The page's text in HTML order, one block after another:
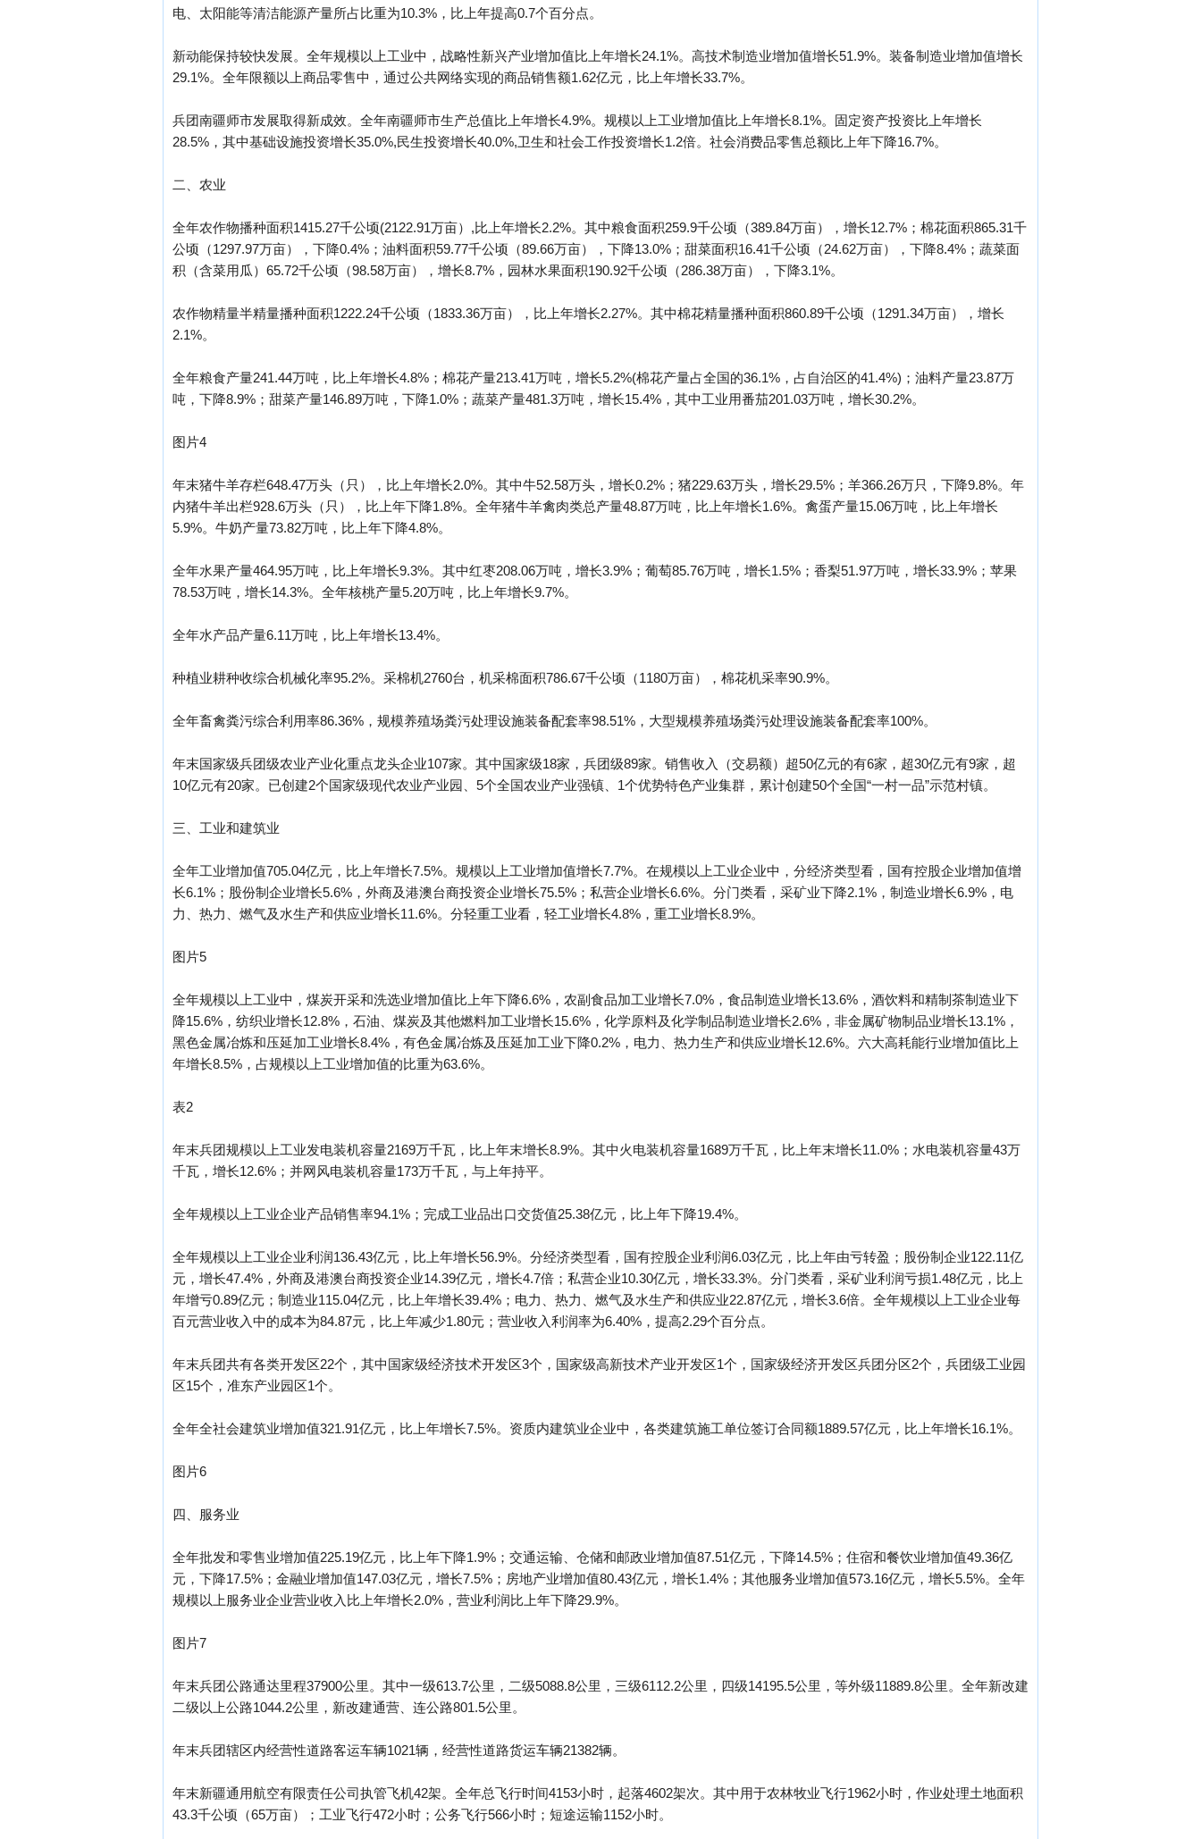
电、太阳能等清洁能源产量所占比重为10.3%，比上年提高0.7个百分点。
新动能保持较快发展。全年规模以上工业中，战略性新兴产业增加值比上年增长24.1%。高技术制造业增加值增长51.9%。装备制造业增加值增长
29.1%。全年限额以上商品零售中，通过公共网络实现的商品销售额1.62亿元，比上年增长33.7%。
兵团南疆师市发展取得新成效。全年南疆师市生产总值比上年增长4.9%。规模以上工业增加值比上年增长8.1%。固定资产投资比上年增长
28.5%，其中基础设施投资增长35.0%,民生投资增长40.0%,卫生和社会工作投资增长1.2倍。社会消费品零售总额比上年下降16.7%。
二、农业
全年农作物播种面积1415.27千公顷(2122.91万亩）,比上年增长2.2%。其中粮食面积259.9千公顷（389.84万亩），增长12.7%；棉花面积865.31千
公顷（1297.97万亩），下降0.4%；油料面积59.77千公顷（89.66万亩），下降13.0%；甜菜面积16.41千公顷（24.62万亩），下降8.4%；蔬菜面
积（含菜用瓜）65.72千公顷（98.58万亩），增长8.7%，园林水果面积190.92千公顷（286.38万亩），下降3.1%。
农作物精量半精量播种面积1222.24千公顷（1833.36万亩），比上年增长2.27%。其中棉花精量播种面积860.89千公顷（1291.34万亩），增长
2.1%。
全年粮食产量241.44万吨，比上年增长4.8%；棉花产量213.41万吨，增长5.2%(棉花产量占全国的36.1%，占自治区的41.4%)；油料产量23.87万
吨，下降8.9%；甜菜产量146.89万吨，下降1.0%；蔬菜产量481.3万吨，增长15.4%，其中工业用番茄201.03万吨，增长30.2%。
图片4
年末猪牛羊存栏648.47万头（只），比上年增长2.0%。其中牛52.58万头，增长0.2%；猪229.63万头，增长29.5%；羊366.26万只，下降9.8%。年
内猪牛羊出栏928.6万头（只），比上年下降1.8%。全年猪牛羊禽肉类总产量48.87万吨，比上年增长1.6%。禽蛋产量15.06万吨，比上年增长
5.9%。牛奶产量73.82万吨，比上年下降4.8%。
全年水果产量464.95万吨，比上年增长9.3%。其中红枣208.06万吨，增长3.9%；葡萄85.76万吨，增长1.5%；香梨51.97万吨，增长33.9%；苹果
78.53万吨，增长14.3%。全年核桃产量5.20万吨，比上年增长9.7%。
全年水产品产量6.11万吨，比上年增长13.4%。
种植业耕种收综合机械化率95.2%。采棉机2760台，机采棉面积786.67千公顷（1180万亩），棉花机采率90.9%。
全年畜禽粪污综合利用率86.36%，规模养殖场粪污处理设施装备配套率98.51%，大型规模养殖场粪污处理设施装备配套率100%。
年末国家级兵团级农业产业化重点龙头企业107家。其中国家级18家，兵团级89家。销售收入（交易额）超50亿元的有6家，超30亿元有9家，超
10亿元有20家。已创建2个国家级现代农业产业园、5个全国农业产业强镇、1个优势特色产业集群，累计创建50个全国“一村一品”示范村镇。
三、工业和建筑业
全年工业增加值705.04亿元，比上年增长7.5%。规模以上工业增加值增长7.7%。在规模以上工业企业中，分经济类型看，国有控股企业增加值增
长6.1%；股份制企业增长5.6%，外商及港澳台商投资企业增长75.5%；私营企业增长6.6%。分门类看，采矿业下降2.1%，制造业增长6.9%，电
力、热力、燃气及水生产和供应业增长11.6%。分轻重工业看，轻工业增长4.8%，重工业增长8.9%。
图片5
全年规模以上工业中，煤炭开采和洗选业增加值比上年下降6.6%，农副食品加工业增长7.0%，食品制造业增长13.6%，酒饮料和精制茶制造业下
降15.6%，纺织业增长12.8%，石油、煤炭及其他燃料加工业增长15.6%，化学原料及化学制品制造业增长2.6%，非金属矿物制品业增长13.1%，
黑色金属冶炼和压延加工业增长8.4%，有色金属冶炼及压延加工业下降0.2%，电力、热力生产和供应业增长12.6%。六大高耗能行业增加值比上
年增长8.5%，占规模以上工业增加值的比重为63.6%。
表2
年末兵团规模以上工业发电装机容量2169万千瓦，比上年末增长8.9%。其中火电装机容量1689万千瓦，比上年末增长11.0%；水电装机容量43万
千瓦，增长12.6%；并网风电装机容量173万千瓦，与上年持平。
全年规模以上工业企业产品销售率94.1%；完成工业品出口交货值25.38亿元，比上年下降19.4%。
全年规模以上工业企业利润136.43亿元，比上年增长56.9%。分经济类型看，国有控股企业利润6.03亿元，比上年由亏转盈；股份制企业122.11亿
元，增长47.4%，外商及港澳台商投资企业14.39亿元，增长4.7倍；私营企业10.30亿元，增长33.3%。分门类看，采矿业利润亏损1.48亿元，比上
年增亏0.89亿元；制造业115.04亿元，比上年增长39.4%；电力、热力、燃气及水生产和供应业22.87亿元，增长3.6倍。全年规模以上工业企业每
百元营业收入中的成本为84.87元，比上年减少1.80元；营业收入利润率为6.40%，提高2.29个百分点。
年末兵团共有各类开发区22个，其中国家级经济技术开发区3个，国家级高新技术产业开发区1个，国家级经济开发区兵团分区2个，兵团级工业园
区15个，准东产业园区1个。
全年全社会建筑业增加值321.91亿元，比上年增长7.5%。资质内建筑业企业中，各类建筑施工单位签订合同额1889.57亿元，比上年增长16.1%。
图片6
四、服务业
全年批发和零售业增加值225.19亿元，比上年下降1.9%；交通运输、仓储和邮政业增加值87.51亿元，下降14.5%；住宿和餐饮业增加值49.36亿
元，下降17.5%；金融业增加值147.03亿元，增长7.5%；房地产业增加值80.43亿元，增长1.4%；其他服务业增加值573.16亿元，增长5.5%。全年
规模以上服务业企业营业收入比上年增长2.0%，营业利润比上年下降29.9%。
图片7
年末兵团公路通达里程37900公里。其中一级613.7公里，二级5088.8公里，三级6112.2公里，四级14195.5公里，等外级11889.8公里。全年新改建
二级以上公路1044.2公里，新改建通营、连公路801.5公里。
年末兵团辖区内经营性道路客运车辆1021辆，经营性道路货运车辆21382辆。
年末新疆通用航空有限责任公司执管飞机42架。全年总飞行时间4153小时，起落4602架次。其中用于农林牧业飞行1962小时，作业处理土地面积
43.3千公顷（65万亩）；工业飞行472小时；公务飞行566小时；短途运输1152小时。